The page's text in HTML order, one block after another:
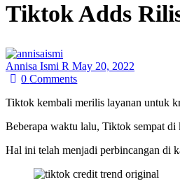
Tiktok Adds
Annisa Ismi R May 20, 2022
0Comments
Tiktok kembali merilis layanan untuk
Beberapa waktu lalu, Tiktok sempat
Hal ini telah menjadi perbincangan di